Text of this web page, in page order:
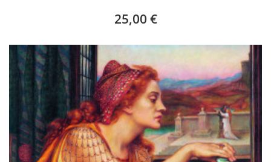
25,00 €